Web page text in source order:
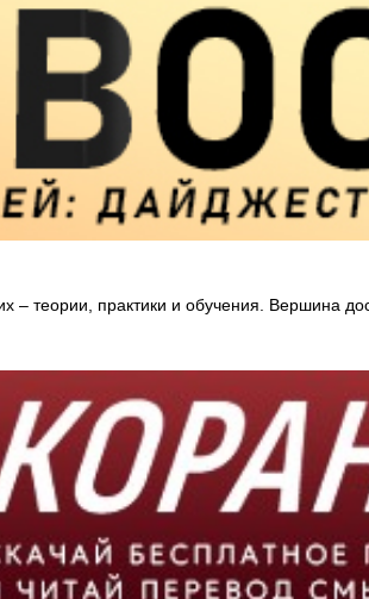
теории, практики и обучения. Вершина